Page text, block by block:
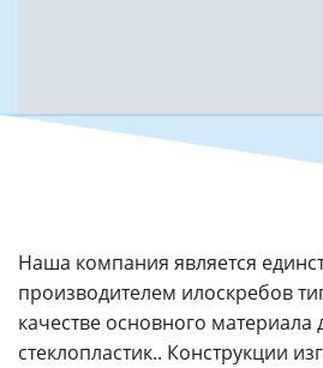
Наша компания является
производителем илоскребов
качестве основного материала
стеклопластик.. Конструкции